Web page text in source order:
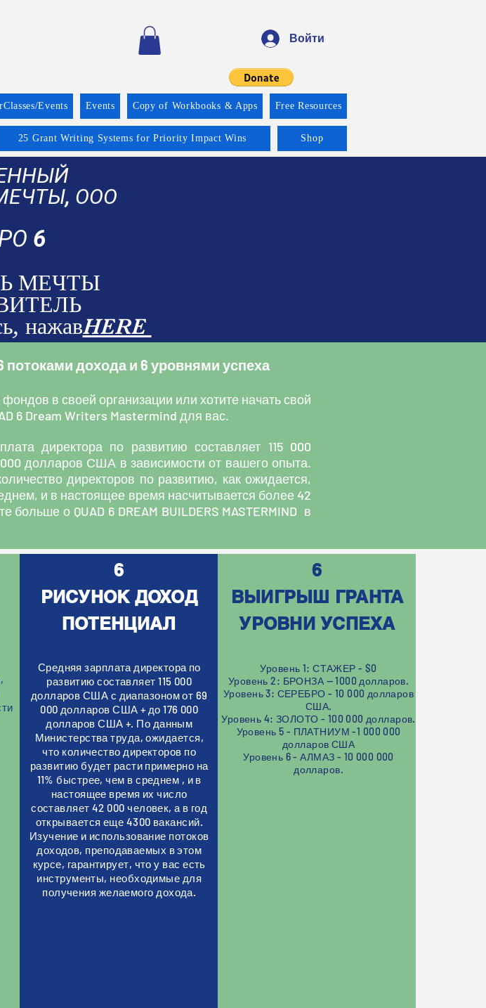
Войти
Events Events Copy of Workbooks & Apps Free Resources
25 Grant Writing Systems for Priority Impact Wins Shop
ООО
6
МЕЧТЫ
нажавHERE
дохода и 6 уровнями успеха
в своей организации или хотите начать свой
6 Dream Writers Mastermind для вас.
директора по развитию составляет 115 000
долларов США в зависимости от вашего опыта.
директоров по развитию, как ожидается,
и в настоящее время насчитывается более 42
о QUAD 6 DREAM BUILDERS MASTERMIND в
6
РИСУНОК ДОХОД
ПОТЕНЦИАЛ
Средняя зарплата директора по
развитию составляет 115 000
долларов США с диапазоном от 69
000 долларов США + до 176 000
долларов США +. По данным
Министерства труда, ожидается,
что количество директоров по
развитию будет расти примерно на
11% быстрее, чем в среднем , и в
настоящее время их число
составляет 42 000 человек, а в год
открывается еще 4300 вакансий.
Изучение и использование потоков
доходов, преподаваемых в этом
курсе, гарантирует, что у вас есть
инструменты, необходимые для
получения желаемого дохода.
6
ВЫИГРЫШ ГРАНТА
УРОВНИ УСПЕХА
Уровень 1: СТАЖЕР - $0
Уровень 2: БРОНЗА — 1000 долларов.
Уровень 3: СЕРЕБРО - 10 000 долларов
США.
Уровень 4: ЗОЛОТО - 100 000 долларов.
Уровень 5 - ПЛАТНИУМ -1 000 000
долларов США
Уровень 6 - АЛМАЗ - 10 000 000
долларов.